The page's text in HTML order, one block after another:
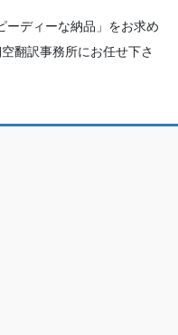
ーディーな納品」をお求め
翻訳事務所にお任せ下さ